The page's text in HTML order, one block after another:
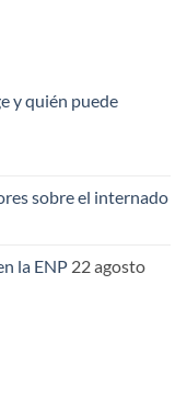
y quién puede
sobre el internado
la ENP 22 agosto